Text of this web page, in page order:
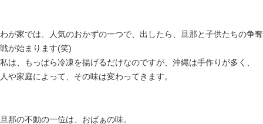
わが家では、人気のおかずの一つで、出したら、
旦那と子供たちの争奪
戦が始まります(笑)
私は、もっぱら冷凍を揚げるだけなのですが、 沖縄は手作りが多く、
人や家庭によって、その味は変わってきます。
旦那の不動の一位は、おばぁの味。